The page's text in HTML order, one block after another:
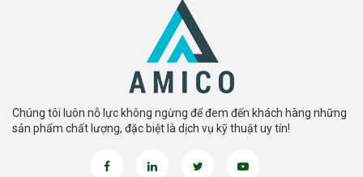
Chúng tôi luôn nỗ lực không ngừng để đem đến khách hàng những
sản phẩm chất lượng, đặc biệt là dịch vụ kỹ thuật uy tín!